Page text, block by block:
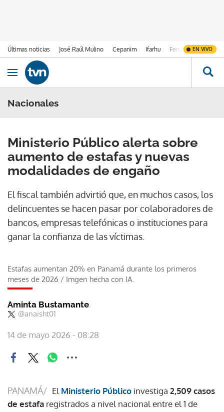
Últimas noticias José Raúl Mulino Cepanim Ifarhu Fenómeno de El
EN VIVO
Ir al contenido
Obrir navegació
Nacionales
Ministerio Público alerta sobre
aumento de estafas y nuevas
modalidades de engaño
El fiscal también advirtió que, en muchos casos, los
delincuentes se hacen pasar por colaboradores de
bancos, empresas telefónicas o instituciones para
ganar la confianza de las víctimas.
Estafas aumentan 20% en Panamá durante los primeros
meses de 2026 / Imgen hecha con IA.
Aminta Bustamante
@anaisht01
14 de mayo 2026 - 08:28
PANAMÁ/ El Ministerio Público investiga 2,509 casos
de estafa registrados a nivel nacional entre el 1 de